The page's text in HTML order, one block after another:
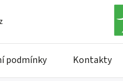
podmínky Kontakty